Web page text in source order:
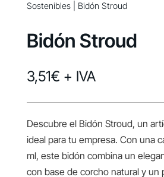
Sostenibles| Bidón Stroud
Bidón Stroud
3,51€ + IVA
Descubre el Bidón Stroud, un
ideal para tu empresa. Con una
ml, este bidón combina un
con base de corcho natural y un